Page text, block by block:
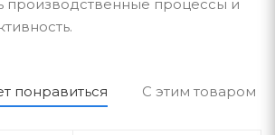
производственные процессы и
понравиться С этим товаром